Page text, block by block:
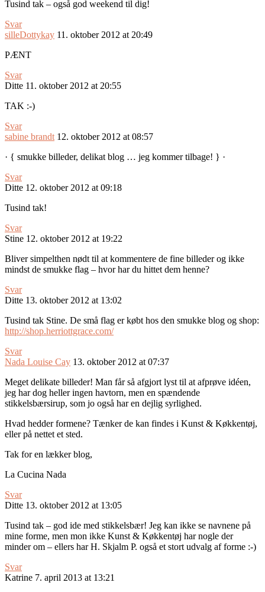
Tusind tak – også god weekend til dig!
Svar
silleDottykay 11. oktober 2012 at 20:49
PÆNT
Svar
Ditte 11. oktober 2012 at 20:55
TAK :-)
Svar
sabine brandt 12. oktober 2012 at 08:57
· { smukke billeder, delikat blog … jeg kommer tilbage! } ·
Svar
Ditte 12. oktober 2012 at 09:18
Tusind tak!
Svar
Stine 12. oktober 2012 at 19:22
Bliver simpelthen nødt til at kommentere de fine billeder og ikke
mindst de smukke flag – hvor har du hittet dem henne?
Svar
Ditte 13. oktober 2012 at 13:02
Tusind tak Stine. De små flag er købt hos den smukke blog og shop:
http://shop.herriottgrace.com/
Svar
Nada Louise Cay 13. oktober 2012 at 07:37
Meget delikate billeder! Man får så afgjort lyst til at afprøve idéen,
jeg har dog heller ingen havtorn, men en spændende
stikkelsbærsirup, som jo også har en dejlig syrlighed.
Hvad hedder formene? Tænker de kan findes i Kunst & Køkkentøj,
eller på nettet et sted.
Tak for en lækker blog,
La Cucina Nada
Svar
Ditte 13. oktober 2012 at 13:05
Tusind tak – god ide med stikkelsbær! Jeg kan ikke se navnene på
mine forme, men mon ikke Kunst & Køkkentøj har nogle der
minder om – ellers har H. Skjalm P. også et stort udvalg af forme :-)
Svar
Katrine 7. april 2013 at 13:21